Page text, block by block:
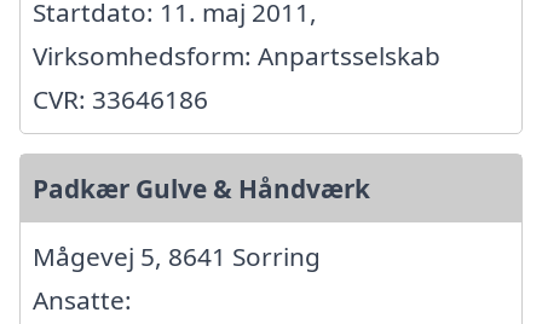
Startdato: 11. maj 2011,
Virksomhedsform: Anpartsselskab
CVR: 33646186
Padkær Gulve & Håndværk
Mågevej 5, 8641 Sorring
Ansatte: